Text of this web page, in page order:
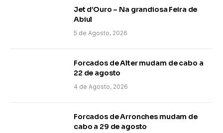
Jet d’Ouro – Na grandiosa Feira de
Abiul
5 de Agosto, 2026
Forcados de Alter mudam de cabo a
22 de agosto
4 de Agosto, 2026
Forcados de Arronches mudam de
cabo a 29 de agosto